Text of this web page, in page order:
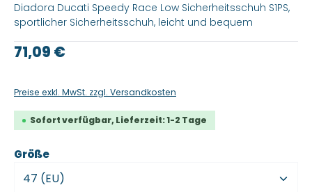
Diadora Ducati Speedy Race Low Sicherheitsschuh S1PS,
sportlicher Sicherheitsschuh, leicht und bequem
Regulärer Preis:
71,09 €
Preise exkl. MwSt. zzgl. Versandkosten
Sofort verfügbar, Lieferzeit: 1-2 Tage
Größeauswählen